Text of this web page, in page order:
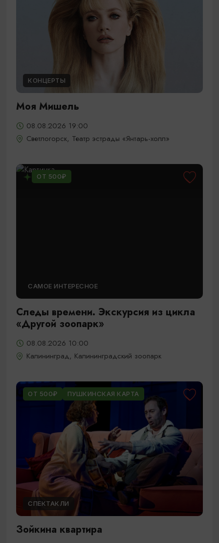
КОНЦЕРТЫ
Моя Мишель
08.08.2026 19:00
Светлогорск, Театр эстрады «Янтарь-холл»
ОТ 500₽
САМОЕ ИНТЕРЕСНОЕ
Следы времени. Экскурсия из цикла
«Другой зоопарк»
08.08.2026 10:00
Калининград, Калининградский зоопарк
ОТ 500₽ ПУШКИНСКАЯ КАРТА
СПЕКТАКЛИ
Зойкина квартира